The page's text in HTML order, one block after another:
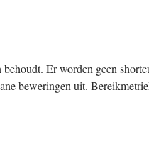
behoudt. Er worden geen
beweringen uit.